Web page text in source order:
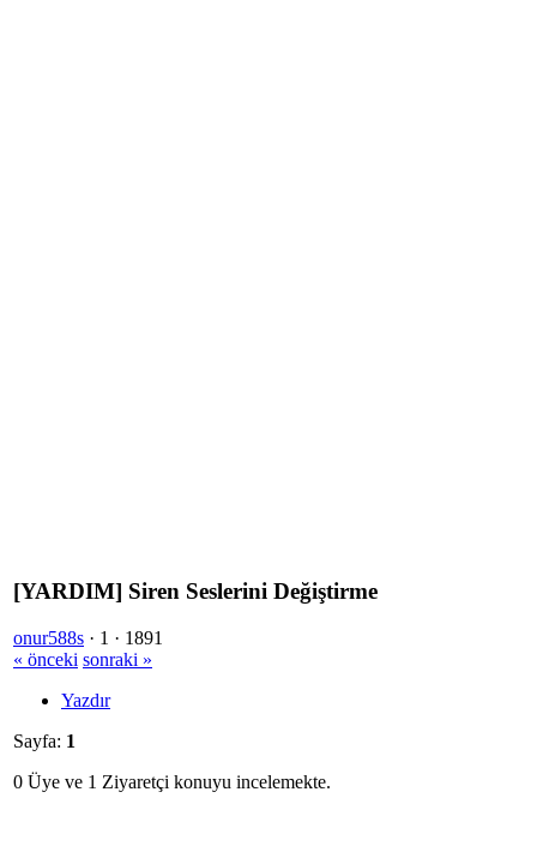
[YARDIM] Siren Seslerini Değiştirme
onur588s · 1 · 1891
« önceki sonraki »
Yazdır
Sayfa: 1
0 Üye ve 1 Ziyaretçi konuyu incelemekte.